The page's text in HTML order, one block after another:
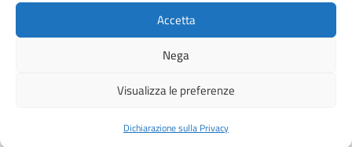
Accetta
Nega
Visualizza le preferenze
Dichiarazione sulla Privacy
Le nuove frontiere della genitorialità Download